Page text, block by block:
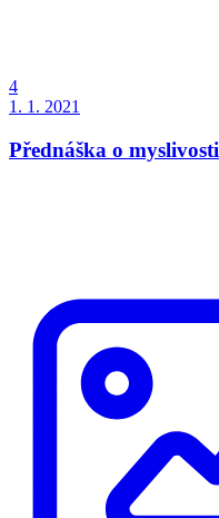
4
1. 1. 2021
Přednáška o myslivosti